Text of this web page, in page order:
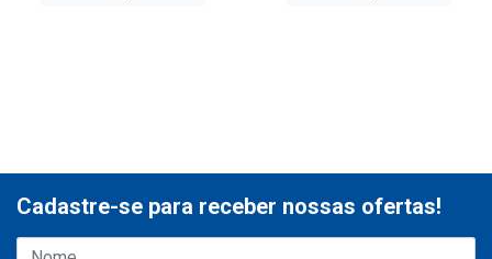
Cadastre-se para receber nossas ofertas!